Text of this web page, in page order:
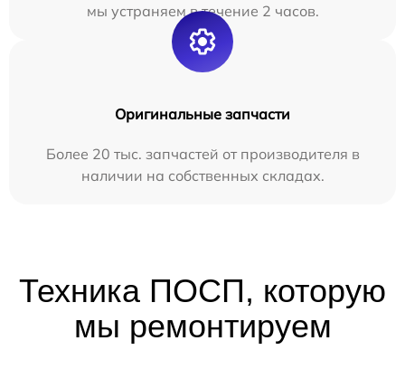
мы устраняем в течение 2 часов.
Оригинальные запчасти
Более 20 тыс. запчастей от производителя в
наличии на собственных складах.
Техника ПОСП, которую
мы ремонтируем